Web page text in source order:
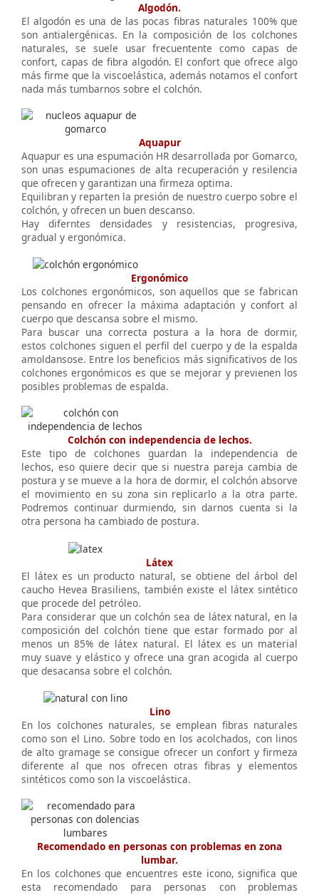
Algodón.
El algodón es una de las pocas fibras naturales 100% que
son antialergénicas. En la composición de los colchones
naturales, se suele usar frecuentente como capas de
confort, capas de fibra algodón. El confort que ofrece algo
más firme que la viscoelástica, además notamos el confort
nada más tumbarnos sobre el colchón.
Aquapur
Aquapur es una espumación HR desarrollada por Gomarco,
son unas espumaciones de alta recuperación y resilencia
que ofrecen y garantizan una firmeza optima.
Equilibran y reparten la presión de nuestro cuerpo sobre el
colchón, y ofrecen un buen descanso.
Hay diferntes densidades y resistencias, progresiva,
gradual y ergonómica.
Ergonómico
Los colchones ergonómicos, son aquellos que se fabrican
pensando en ofrecer la máxima adaptación y confort al
cuerpo que descansa sobre el mismo.
Para buscar una correcta postura a la hora de dormir,
estos colchones siguen el perfil del cuerpo y de la espalda
amoldansose. Entre los beneficios más significativos de los
colchones ergonómicos es que se mejorar y previenen los
posibles problemas de espalda.
Colchón con independencia de lechos.
Este tipo de colchones guardan la independencia de
lechos, eso quiere decir que si nuestra pareja cambia de
postura y se mueve a la hora de dormir, el colchón absorve
el movimiento en su zona sin replicarlo a la otra parte.
Podremos continuar durmiendo, sin darnos cuenta si la
otra persona ha cambiado de postura.
Látex
El látex es un producto natural, se obtiene del árbol del
caucho Hevea Brasiliens, también existe el látex sintético
que procede del petróleo.
Para considerar que un colchón sea de látex natural, en la
composición del colchón tiene que estar formado por al
menos un 85% de látex natural. El látex es un material
muy suave y elástico y ofrece una gran acogida al cuerpo
que desacansa sobre el colchón.
Lino
En los colchones naturales, se emplean fibras naturales
como son el Lino. Sobre todo en los acolchados, con linos
de alto gramage se consigue ofrecer un confort y firmeza
diferente al que nos ofrecen otras fibras y elementos
sintéticos como son la viscoelástica.
Recomendado en personas con problemas en zona
lumbar.
En los colchones que encuentres este icono, significa que
esta recomendado para personas con problemas